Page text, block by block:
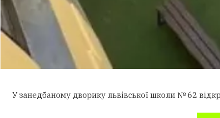
У занедбаному дворику львівської школи № 62